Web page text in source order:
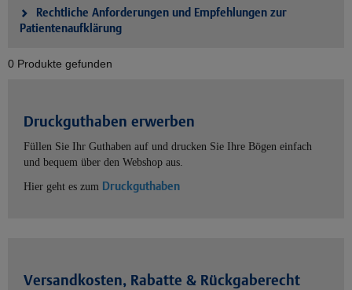
Rechtliche Anforderungen und Empfehlungen zur
Patientenaufklärung
0 Produkte gefunden
Druckguthaben erwerben
Füllen Sie Ihr Guthaben auf und drucken Sie Ihre Bögen einfach
und bequem über den Webshop aus.
Hier geht es zum Druckguthaben
Versandkosten, Rabatte & Rückgaberecht